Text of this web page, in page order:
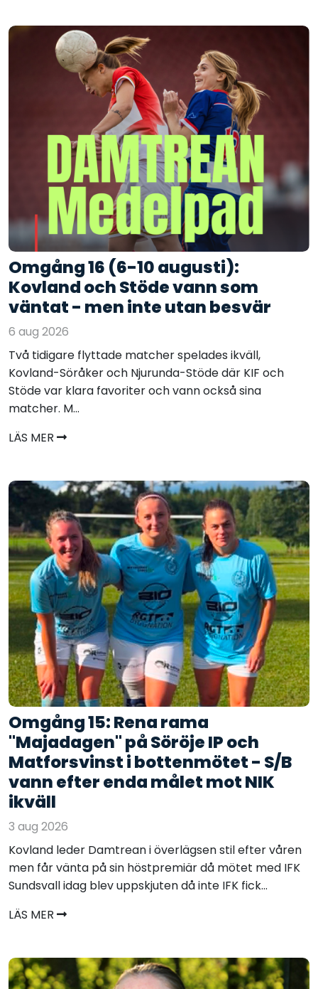
Omgång 16 (6-10 augusti):
Kovland och Stöde vann som
väntat - men inte utan besvär
6 aug 2026
Två tidigare flyttade matcher spelades ikväll,
Kovland-Söråker och Njurunda-Stöde där KIF och
Stöde var klara favoriter och vann också sina
matcher. M...
LÄS MER
Omgång 15: Rena rama
"Majadagen" på Söröje IP och
Matforsvinst i bottenmötet - S/B
vann efter enda målet mot NIK
ikväll
3 aug 2026
Kovland leder Damtrean i överlägsen stil efter våren
men får vänta på sin höstpremiär då mötet med IFK
Sundsvall idag blev uppskjuten då inte IFK fick...
LÄS MER